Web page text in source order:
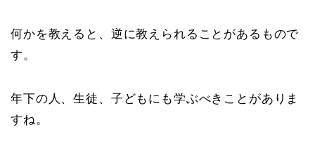
何かを教えると、逆に教えられることがあるもので
す。
年下の人、生徒、子どもにも学ぶべきことがありま
すね。